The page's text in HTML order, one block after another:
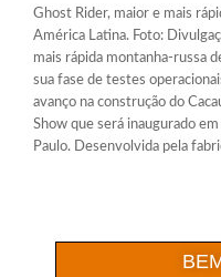
Ghost Rider, maior e mais
América Latina. Foto:
mais rápida montanha-russa
sua fase de testes
avanço na construção do
Show que será inaugurado
Paulo. Desenvolvida pela